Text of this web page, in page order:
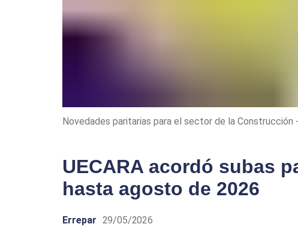
Novedades paritarias para el sector de la Construcción
UECARA acordó subas
hasta agosto de 2026
Errepar 29/05/2026